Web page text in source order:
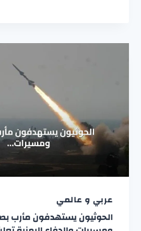
عربي و عالمي
الحوثيون يستهدفون مأرب